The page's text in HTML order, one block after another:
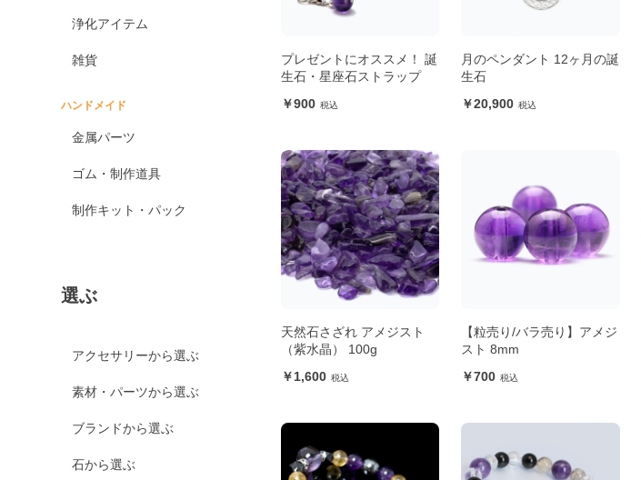
浄化アイテム
雑貨
ハンドメイド
金属パーツ
ゴム・制作道具
制作キット・パック
選ぶ
アクセサリーから選ぶ
素材・パーツから選ぶ
ブランドから選ぶ
石から選ぶ
プレゼントにオススメ！ 誕
生石・星座石ストラップ
900
月のペンダント 12ヶ月の誕
生石
20,900
天然石さざれ アメジスト
（紫水晶） 100g
1,600
【粒売り/バラ売り】アメジ
スト 8mm
700